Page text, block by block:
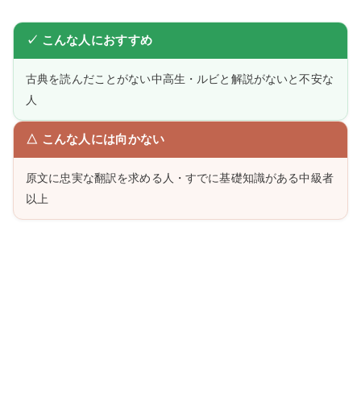
✓ こんな人におすすめ
古典を読んだことがない中高生・ルビと解説がないと不安な
人
△ こんな人には向かない
原文に忠実な翻訳を求める人・すでに基礎知識がある中級者
以上